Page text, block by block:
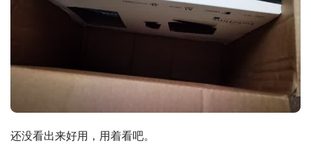
还没看出来好用，用着看吧。